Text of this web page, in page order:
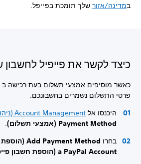
במדינה/אזורשלך תומכת בפייפל.
כיצד לקשר את פייפיל לחשבון
כאשר מוסיפים אמצעי תשלום בעת רכישה ב-
פרטי התשלום נשמרים בחשבונכם.
היכנסו אלAccount Management (ניהול חשבון)
Payment Method (אמצעי תשלום)
.
בחרוAdd Payment Method (הוספת אמצעי תשלום)
a PayPal Account (הוספת חשבון פייפל)